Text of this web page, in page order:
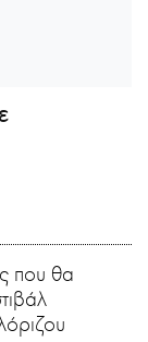
που θα